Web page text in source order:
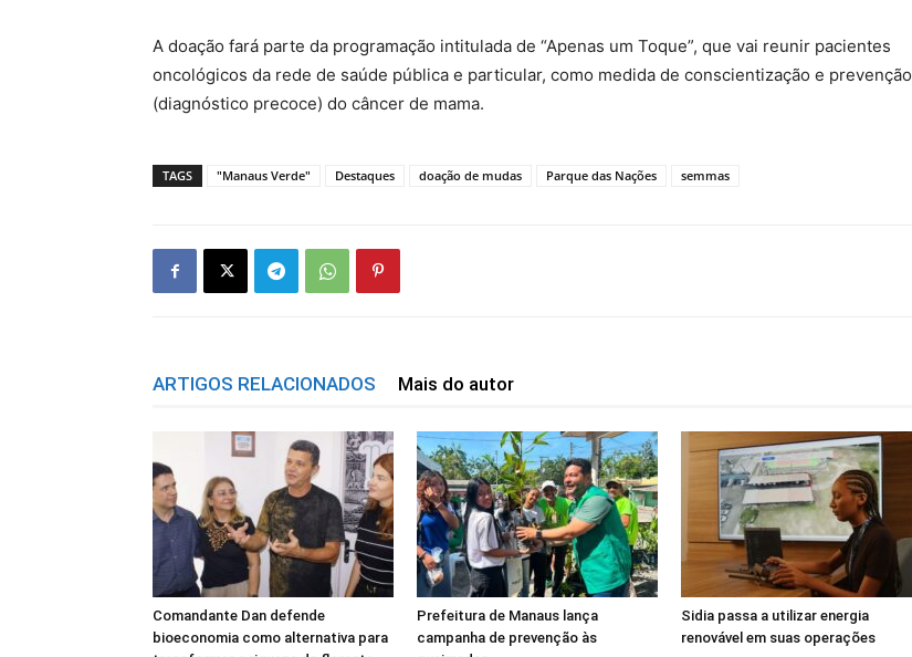
A doação fará parte da programação intitulada de “Apenas um Toque”, que vai reunir pacientes
oncológicos da rede de saúde pública e particular, como medida de conscientização e prevenção
(diagnóstico precoce) do câncer de mama.
TAGS "Manaus Verde" Destaques doação de mudas Parque das Nações semmas
ARTIGOS RELACIONADOS Mais do autor
Comandante Dan defende
bioeconomia como alternativa para
Prefeitura de Manaus lança
campanha de prevenção às
Sidia passa a utilizar energia
renovável em suas operações